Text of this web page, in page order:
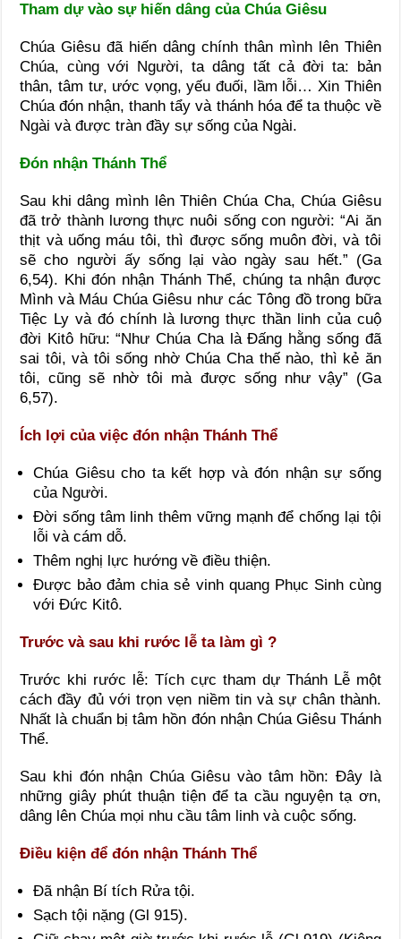
Tham dự vào sự hiến dâng của Chúa Giêsu
Chúa Giêsu đã hiến dâng chính thân mình lên Thiên
Chúa, cùng với Người, ta dâng tất cả đời ta: bản
thân, tâm tư, ước vọng, yếu đuối, lầm lỗi… Xin Thiên
Chúa đón nhận, thanh tẩy và thánh hóa để ta thuộc về
Ngài và được tràn đầy sự sống của Ngài.
Đón nhận Thánh Thể
Sau khi dâng mình lên Thiên Chúa Cha, Chúa Giêsu
đã trở thành lương thực nuôi sống con người: “Ai ăn
thịt và uống máu tôi, thì được sống muôn đời, và tôi
sẽ cho người ấy sống lại vào ngày sau hết.” (Ga
6,54). Khi đón nhận Thánh Thể, chúng ta nhận được
Mình và Máu Chúa Giêsu như các Tông đồ trong bữa
Tiệc Ly và đó chính là lương thực thần linh của cuộ
đời Kitô hữu: “Như Chúa Cha là Đấng hằng sống đã
sai tôi, và tôi sống nhờ Chúa Cha thế nào, thì kẻ ăn
tôi, cũng sẽ nhờ tôi mà được sống như vậy” (Ga
6,57).
Ích lợi của việc đón nhận Thánh Thể
Chúa Giêsu cho ta kết hợp và đón nhận sự sống
của Người.
Đời sống tâm linh thêm vững mạnh để chống lại tội
lỗi và cám dỗ.
Thêm nghị lực hướng về điều thiện.
Được bảo đảm chia sẻ vinh quang Phục Sinh cùng
với Đức Kitô.
Trước và sau khi rước lễ ta làm gì ?
Trước khi rước lễ: Tích cực tham dự Thánh Lễ một
cách đầy đủ với trọn vẹn niềm tin và sự chân thành.
Nhất là chuẩn bị tâm hồn đón nhận Chúa Giêsu Thánh
Thể.
Sau khi đón nhận Chúa Giêsu vào tâm hồn: Đây là
những giây phút thuận tiện để ta cầu nguyện tạ ơn,
dâng lên Chúa mọi nhu cầu tâm linh và cuộc sống.
Điều kiện để đón nhận Thánh Thể
Đã nhận Bí tích Rửa tội.
Sạch tội nặng (Gl 915).